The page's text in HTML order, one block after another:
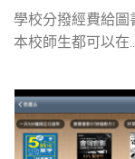
學校分撥經費給
本校師生都可以在